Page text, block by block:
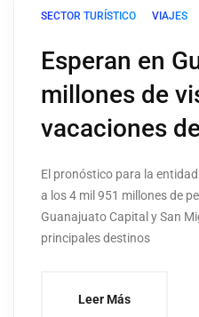
SECTOR TURÍSTICO VIAJES
Esperan en
millones de
vacaciones
El pronóstico para la
a los 4 mil 951 millones de
Guanajuato Capital y San
principales destinos
Leer Más